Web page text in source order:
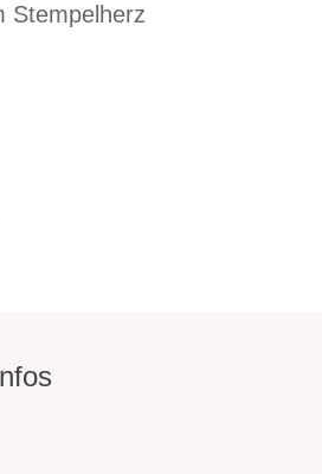
Stempelherz